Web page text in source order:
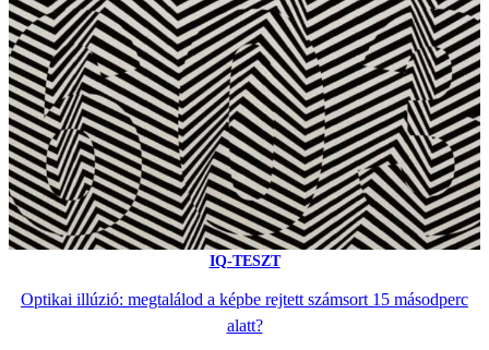
IQ-TESZT
Optikai illúzió: megtalálod a képbe rejtett számsort 15 másodperc
alatt?